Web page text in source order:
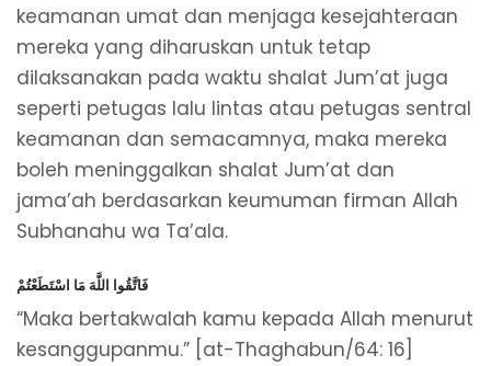
keamanan umat dan menjaga kesejahteraan
mereka yang diharuskan untuk tetap
dilaksanakan pada waktu shalat Jum’at juga
seperti petugas lalu lintas atau petugas sentral
keamanan dan semacamnya, maka mereka
boleh meninggalkan shalat Jum’at dan
jama’ah berdasarkan keumuman firman Allah
Subhanahu wa Ta’ala.
فَاتَّقُوا اللَّهَ مَا اسْتَطَعْتُمْ
“Maka bertakwalah kamu kepada Allah menurut
kesanggupanmu.” [at-Thaghabun/64: 16]